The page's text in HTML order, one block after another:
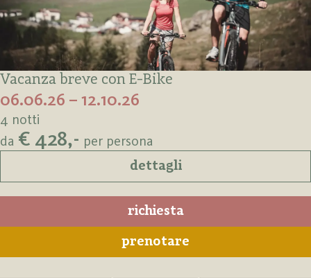
Vacanza breve con E-Bike
06.06.26 – 12.10.26
4 notti
da € 428,- per persona
dettagli
richiesta
prenotare